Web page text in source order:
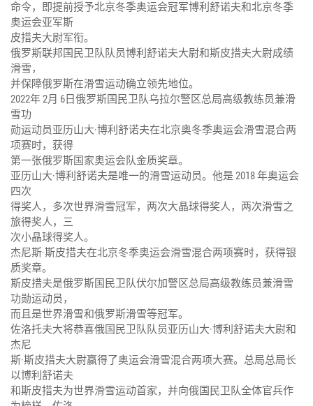
命令，即提前授予北京冬季奥运会冠军博利舒诺夫和北京冬季
奥运会亚军斯
皮措夫大尉军衔。
俄罗斯联邦国民卫队队员博利舒诺夫大尉和斯皮措夫大尉成绩
滑雪，
并保障俄罗斯在滑雪运动确立领先地位。
2022年 2月 6日俄罗斯国民卫队乌拉尔警区总局高级教练员兼滑
雪功
勋运动员亚历山大·博利舒诺夫在北京奥冬季奥运会滑雪混合两
项赛时，获得
第一张俄罗斯国家奥运会队金质奖章。
亚历山大·博利舒诺夫是唯一的滑雪运动员。他是 2018 年奥运会
四次
得奖人，多次世界滑雪冠军，两次大晶球得奖人，两次滑雪之
旅得奖人，三
次小晶球得奖人。
杰尼斯·斯皮措夫在北京冬季奥运会滑雪混合两项赛时，获得银
质奖章。
斯皮措夫是俄罗斯国民卫队伏尔加警区总局高级教练员兼滑雪
功勋运动员，
而且是世界滑雪和俄罗斯滑雪等冠军。
佐洛托夫大将恭喜俄国民卫队队员亚历山大·博利舒诺夫大尉和
杰尼
斯·斯皮措夫大尉赢得了奥运会滑雪混合两项大赛。总局总局长
以博利舒诺夫
和斯皮措夫为世界滑雪运动首家，并向俄国民卫队全体官兵作